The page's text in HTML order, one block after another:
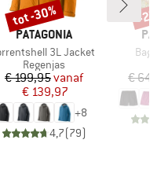
MERK
PATAGONIA
3L Jacket
Productgroep
Regenjas
Prijs
€ 199,95Verlaagde prijs
vanaf
€ 139,97
+8
4,7(79)
Korting
tot -30%
€
-